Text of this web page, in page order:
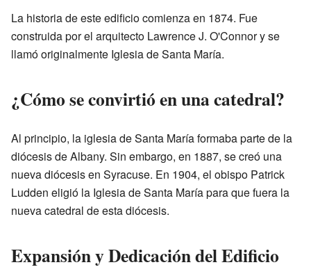
La historia de este edificio comienza en 1874. Fue
construida por el arquitecto Lawrence J. O'Connor y se
llamó originalmente Iglesia de Santa María.
¿Cómo se convirtió en una catedral?
Al principio, la iglesia de Santa María formaba parte de la
diócesis de Albany. Sin embargo, en 1887, se creó una
nueva diócesis en Syracuse. En 1904, el obispo Patrick
Ludden eligió la Iglesia de Santa María para que fuera la
nueva catedral de esta diócesis.
Expansión y Dedicación del Edificio